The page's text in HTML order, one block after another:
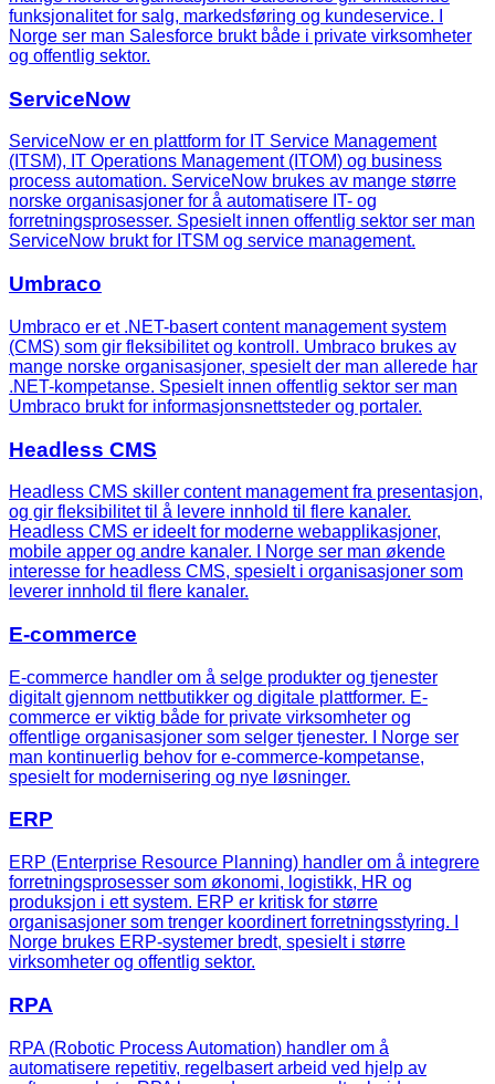
funksjonalitet for salg, markedsføring og kundeservice. I
Norge ser man Salesforce brukt både i private virksomheter
og offentlig sektor.
ServiceNow
ServiceNow er en plattform for IT Service Management
(ITSM), IT Operations Management (ITOM) og business
process automation. ServiceNow brukes av mange større
norske organisasjoner for å automatisere IT- og
forretningsprosesser. Spesielt innen offentlig sektor ser man
ServiceNow brukt for ITSM og service management.
Umbraco
Umbraco er et .NET-basert content management system
(CMS) som gir fleksibilitet og kontroll. Umbraco brukes av
mange norske organisasjoner, spesielt der man allerede har
.NET-kompetanse. Spesielt innen offentlig sektor ser man
Umbraco brukt for informasjonsnettsteder og portaler.
Headless CMS
Headless CMS skiller content management fra presentasjon,
og gir fleksibilitet til å levere innhold til flere kanaler.
Headless CMS er ideelt for moderne webapplikasjoner,
mobile apper og andre kanaler. I Norge ser man økende
interesse for headless CMS, spesielt i organisasjoner som
leverer innhold til flere kanaler.
E-commerce
E-commerce handler om å selge produkter og tjenester
digitalt gjennom nettbutikker og digitale plattformer. E-
commerce er viktig både for private virksomheter og
offentlige organisasjoner som selger tjenester. I Norge ser
man kontinuerlig behov for e-commerce-kompetanse,
spesielt for modernisering og nye løsninger.
ERP
ERP (Enterprise Resource Planning) handler om å integrere
forretningsprosesser som økonomi, logistikk, HR og
produksjon i ett system. ERP er kritisk for større
organisasjoner som trenger koordinert forretningsstyring. I
Norge brukes ERP-systemer bredt, spesielt i større
virksomheter og offentlig sektor.
RPA
RPA (Robotic Process Automation) handler om å
automatisere repetitiv, regelbasert arbeid ved hjelp av